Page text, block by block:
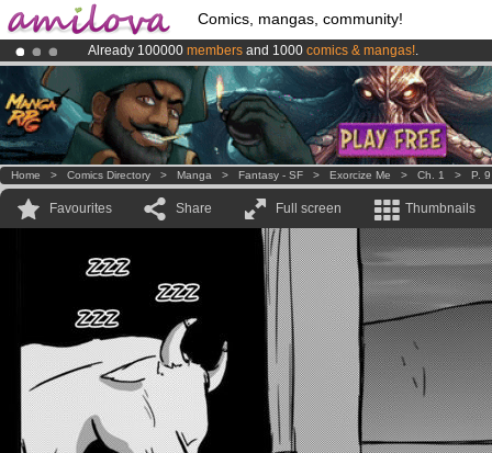
Comics, mangas, community!
Already 100000 members and 1000 comics & mangas!.
AmilovaKickstarter is now LIVE!.
Premium membership from3.95 euros per month !Get membership
Home > Comics Directory > Manga > Fantasy - SF > Exorcize Me > Ch. 1 > P. 9
Favourites Share Full screen Thumbnails